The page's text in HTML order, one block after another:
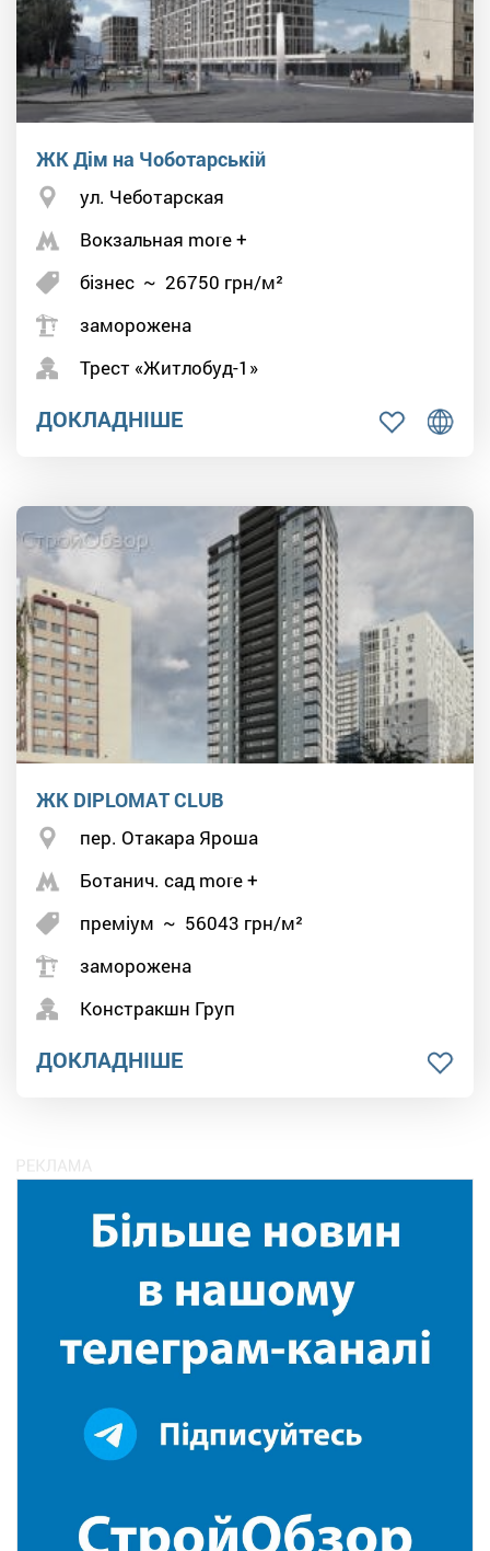
ЖК Дім на Чоботарській
ул. Чеботарская
Вокзальная more +
бізнес ~ 26750 грн/м²
заморожена
Трест «Житлобуд-1»
ДОКЛАДНІШЕ
ЖК DIPLOMAT CLUB
пер. Отакара Яроша
Ботанич. сад more +
преміум ~ 56043 грн/м²
заморожена
Констракшн Груп
ДОКЛАДНІШЕ